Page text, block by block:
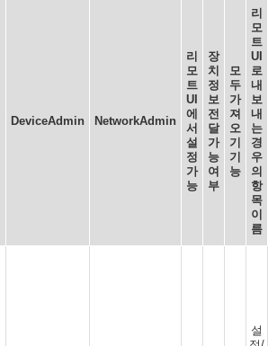
DeviceAdmin NetworkAdmin
리
모
트
UI
에
서
설
정
가
능
장
치
정
보
전
달
가
능
여
부
모
두
가
져
오
기
기
능
리
모
트
UI
로
내
보
내
는
경
우
의
항
목
이
름
설